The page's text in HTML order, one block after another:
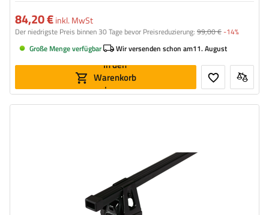
84,20 €inkl. MwSt
Der niedrigste Preis binnen 30 Tage bevor Preisreduzierung: 99,00 €-14%
Große Menge verfügbar
Wir versenden schon am11. August
In den
Warenkorb
legen